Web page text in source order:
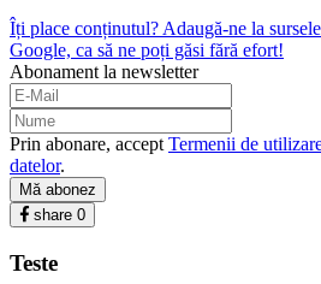
Îți place conținutul? Adaugă-ne la
Google, ca să ne poți găsi fără efort!
Abonament la newsletter
Prin abonare, accept Termenii de
datelor.
Mă abonez
share 0
Teste